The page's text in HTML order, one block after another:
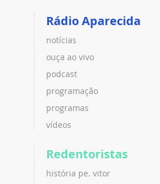
Rádio Aparecida
notícias
ouça ao vivo
podcast
programação
programas
vídeos
Redentoristas
história pe. vitor